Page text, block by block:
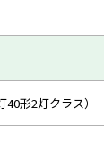
形2灯クラス）